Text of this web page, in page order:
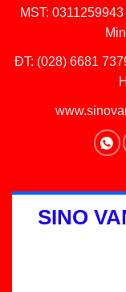
MST:
ĐT: (028) 6681
SINO